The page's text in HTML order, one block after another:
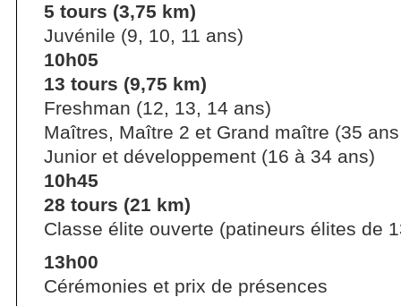
5 tours (3,75 km)
Juvénile (9, 10, 11 ans)
10h05
13 tours (9,75 km)
Freshman (12, 13, 14 ans)
Maîtres, Maître 2 et Grand maître (35
Junior et développement (16 à 34 ans)
10h45
28 tours (21 km)
Classe élite ouverte (patineurs élites de
13h00
Cérémonies et prix de présences